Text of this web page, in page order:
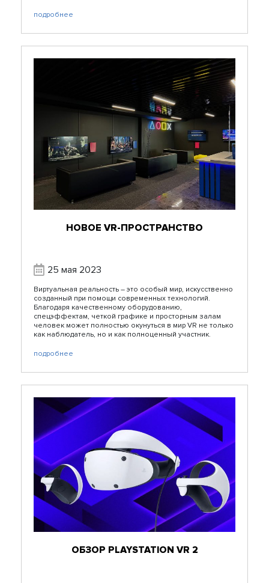
подробнее
НОВОЕ VR-ПРОСТРАНСТВО
25 мая 2023
Виртуальная реальность – это особый мир, искусственно
созданный при помощи современных технологий.
Благодаря качественному оборудованию,
спецэффектам, четкой графике и просторным залам
человек может полностью окунуться в мир VR не только
как наблюдатель, но и как полноценный участник.
подробнее
ОБЗОР PLAYSTATION VR 2